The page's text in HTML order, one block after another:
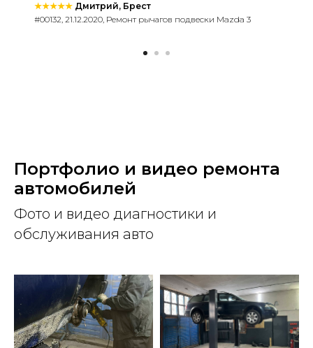
★★★★★ Дмитрий, Брест
#00132, 21.12.2020, Ремонт рычагов подвески Mazda 3
Портфолио и видео ремонта
автомобилей
Фото и видео диагностики и
обслуживания авто